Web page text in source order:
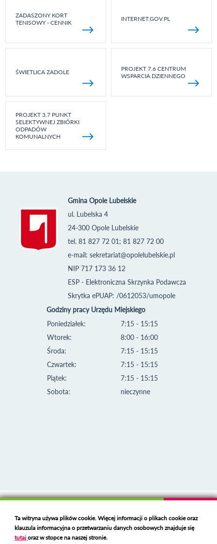
ZADASZONY KORT
TENISOWY - CENNIK
INTERNET.GOV.PL
ŚWIETLICA ZADOLE
PROJEKT 7.6 CENTRUM
WSPARCIA DZIENNEGO
PROJEKT 3.7 PUNKT
SELEKTYWNEJ ZBIÓRKI
ODPADÓW
KOMUNALNYCH
Gmina Opole Lubelskie
ul. Lubelska 4
24-300 Opole Lubelskie
tel. 81 827 72 01; 81 827 72 00
e-mail: sekretariat@opolelubelskie.pl
NIP 717 173 36 12
ESP - Elektroniczna Skrzynka Podawcza
Skrytka ePUAP: /0612053/umopole
Godziny pracy Urzędu Miejskiego
Poniedziałek:
Wtorek:
Środa:
Czwartek:
Piątek:
Sobota:
7:15 - 15:15
8:00 - 16:00
7:15 - 15:15
7:15 - 15:15
7:15 - 15:15
nieczynne
Deklaracja dostępności
Polski serwer RBLhttps://polspam.pl/
Ta witryna używa plików cookie. Więcej informacji o plikach cookie oraz
klauzula informacyjna o przetwarzaniu danych osobowych znajduje się
tutajoraz w stopce na naszej stronie.